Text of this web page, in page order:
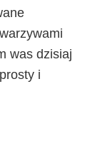
was dzisiaj
i